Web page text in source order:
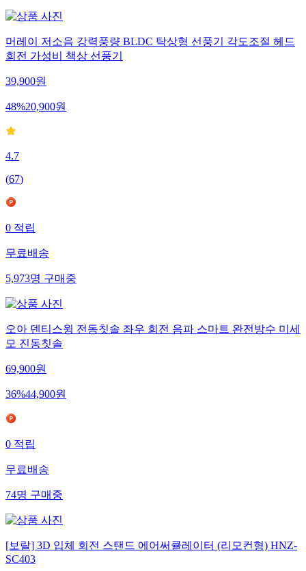
머레이 저소음 강력풍량 BLDC 탁상형 선풍기 각도조절 헤드
회전 가성비 책상 선풍기
39,900원
48%20,900원
4.7
(67)
0적립
무료배송
5,973명구매중
오아 덴티스윙 전동칫솔 좌우 회전 음파 스마트 완전방수 미세
모 진동칫솔
69,900원
36%44,900원
0적립
무료배송
74명구매중
[보랄] 3D 입체 회전 스탠드 에어써큘레이터 (리모컨형) HNZ-
SC403